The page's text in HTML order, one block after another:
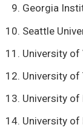
Georgia
Seattle
University of
University of
University of
University of